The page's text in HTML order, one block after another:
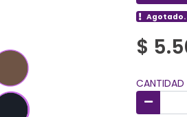
Agotado.
$
CANTIDAD